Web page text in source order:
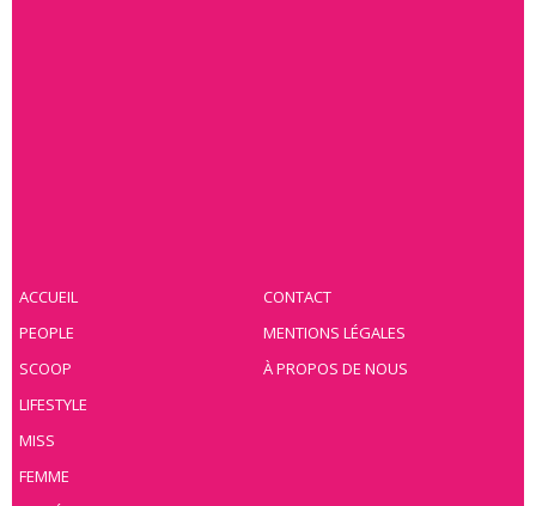
ACCUEIL
PEOPLE
SCOOP
LIFESTYLE
MISS
FEMME
CONTACT
MENTIONS LÉGALES
À PROPOS DE NOUS